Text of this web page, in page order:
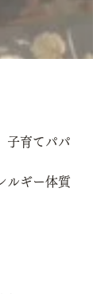
子育てパパ
ルギー体質